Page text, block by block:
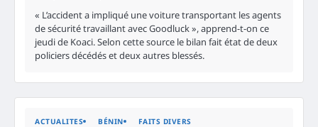
« L’accident a impliqué une voiture transportant les agents
de sécurité travaillant avec Goodluck », apprend-t-on ce
jeudi de Koaci. Selon cette source le bilan fait état de deux
policiers décédés et deux autres blessés.
ACTUALITES BÉNIN FAITS DIVERS